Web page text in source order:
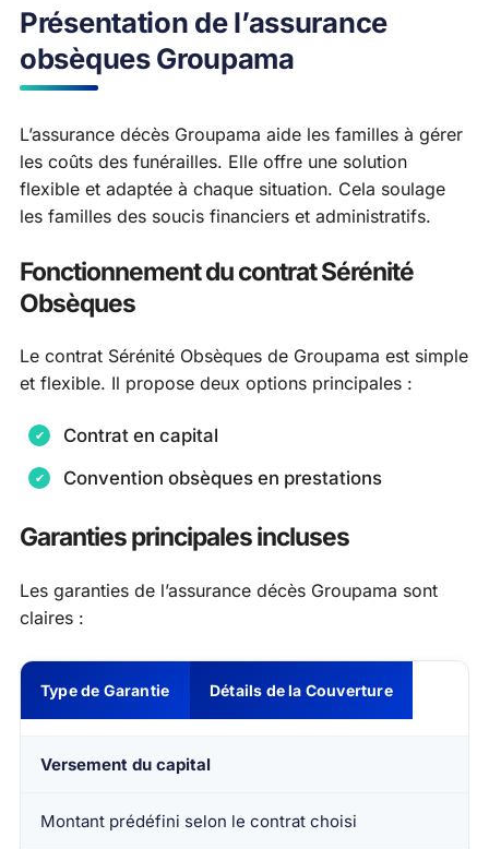
Présentation de l’assurance
obsèques Groupama
L’assurance décès Groupama aide les familles à gérer
les coûts des funérailles. Elle offre une solution
flexible et adaptée à chaque situation. Cela soulage
les familles des soucis financiers et administratifs.
Fonctionnement du contrat Sérénité
Obsèques
Le contrat Sérénité Obsèques de Groupama est simple
et flexible. Il propose deux options principales :
Contrat en capital
Convention obsèques en prestations
Garanties principales incluses
Les garanties de l’assurance décès Groupama sont
claires :
Type de Garantie Détails de la Couverture
Versement du capital
Montant prédéfini selon le contrat choisi